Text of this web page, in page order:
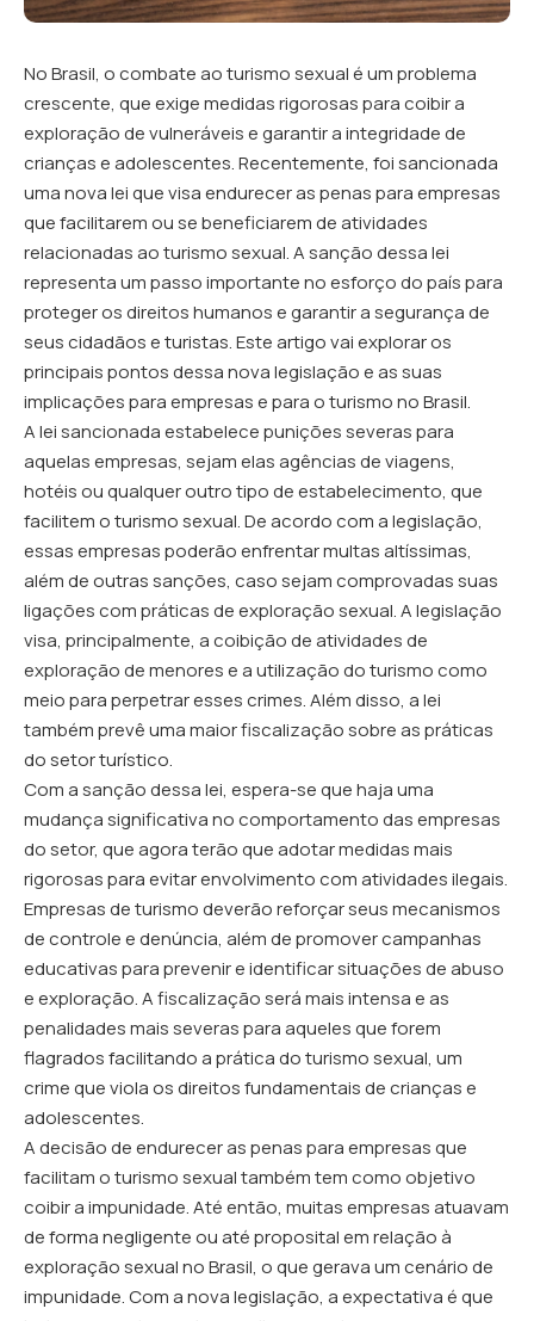
No Brasil, o combate ao turismo sexual é um problema
crescente, que exige medidas rigorosas para coibir a
exploração de vulneráveis e garantir a integridade de
crianças e adolescentes. Recentemente, foi sancionada
uma nova lei que visa endurecer as penas para empresas
que facilitarem ou se beneficiarem de atividades
relacionadas ao turismo sexual. A sanção dessa lei
representa um passo importante no esforço do país para
proteger os direitos humanos e garantir a segurança de
seus cidadãos e turistas. Este artigo vai explorar os
principais pontos dessa nova legislação e as suas
implicações para empresas e para o turismo no Brasil.
A lei sancionada estabelece punições severas para
aquelas empresas, sejam elas agências de viagens,
hotéis ou qualquer outro tipo de estabelecimento, que
facilitem o turismo sexual. De acordo com a legislação,
essas empresas poderão enfrentar multas altíssimas,
além de outras sanções, caso sejam comprovadas suas
ligações com práticas de exploração sexual. A legislação
visa, principalmente, a coibição de atividades de
exploração de menores e a utilização do turismo como
meio para perpetrar esses crimes. Além disso, a lei
também prevê uma maior fiscalização sobre as práticas
do setor turístico.
Com a sanção dessa lei, espera-se que haja uma
mudança significativa no comportamento das empresas
do setor, que agora terão que adotar medidas mais
rigorosas para evitar envolvimento com atividades ilegais.
Empresas de turismo deverão reforçar seus mecanismos
de controle e denúncia, além de promover campanhas
educativas para prevenir e identificar situações de abuso
e exploração. A fiscalização será mais intensa e as
penalidades mais severas para aqueles que forem
flagrados facilitando a prática do turismo sexual, um
crime que viola os direitos fundamentais de crianças e
adolescentes.
A decisão de endurecer as penas para empresas que
facilitam o turismo sexual também tem como objetivo
coibir a impunidade. Até então, muitas empresas atuavam
de forma negligente ou até proposital em relação à
exploração sexual no Brasil, o que gerava um cenário de
impunidade. Com a nova legislação, a expectativa é que